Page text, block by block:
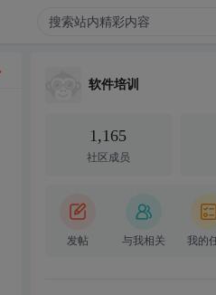
软件培训
1,165
社区成员
发帖 与我相关 我的